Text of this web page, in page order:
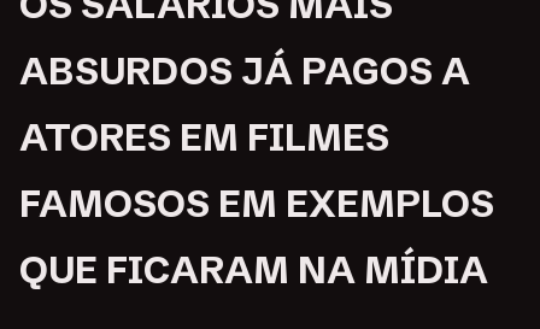
ABSURDOS JÁ PAGOS A
ATORES EM FILMES
FAMOSOS EM EXEMPLOS
QUE FICARAM NA MÍDIA